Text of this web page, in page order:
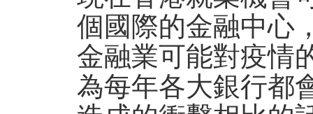
個國際的金融中心
金融業可能對疫情
為每年各大銀行都